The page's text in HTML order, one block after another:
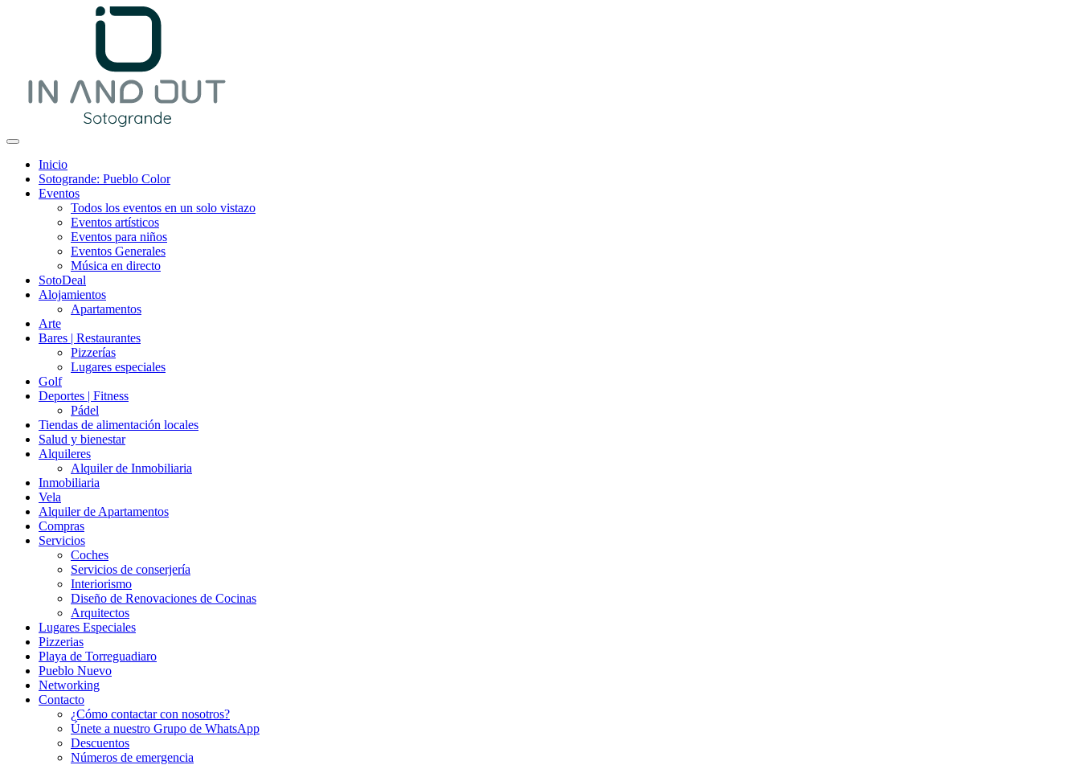
Inicio
Sotogrande: Pueblo Color
Eventos
Todos los eventos en un solo vistazo
Eventos artísticos
Eventos para niños
Eventos Generales
Música en directo
SotoDeal
Alojamientos
Apartamentos
Arte
Bares | Restaurantes
Pizzerías
Lugares especiales
Golf
Deportes | Fitness
Pádel
Tiendas de alimentación locales
Salud y bienestar
Alquileres
Alquiler de Inmobiliaria
Inmobiliaria
Vela
Alquiler de Apartamentos
Compras
Servicios
Coches
Servicios de conserjería
Interiorismo
Diseño de Renovaciones de Cocinas
Arquitectos
Lugares Especiales
Pizzerias
Playa de Torreguadiaro
Pueblo Nuevo
Networking
Contacto
¿Cómo contactar con nosotros?
Únete a nuestro Grupo de WhatsApp
Descuentos
Números de emergencia